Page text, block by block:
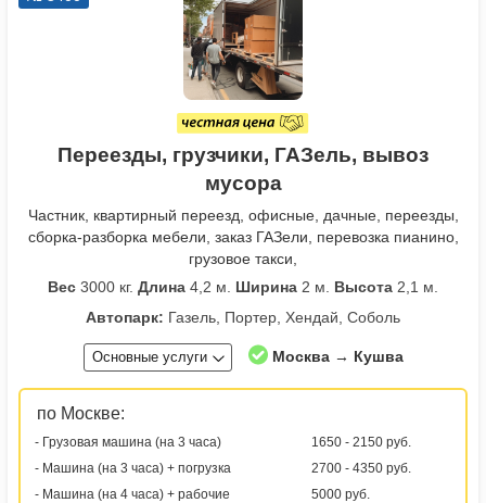
Переезды, грузчики, ГАЗель, вывоз
мусора
Частник, квартирный переезд, офисные, дачные, переезды,
сборка-разборка мебели, заказ ГАЗели, перевозка пианино,
грузовое такси,
Вес 3000 кг. Длина 4,2 м. Ширина 2 м. Высота 2,1 м.
Автопарк: Газель, Портер, Хендай, Соболь
Основные услуги Москва → Кушва
по Москве:
- Грузовая машина (на 3 часа)
1650 - 2150 руб.
- Машина (на 3 часа) + погрузка
2700 - 4350 руб.
- Машина (на 4 часа) + рабочие
5000 руб.